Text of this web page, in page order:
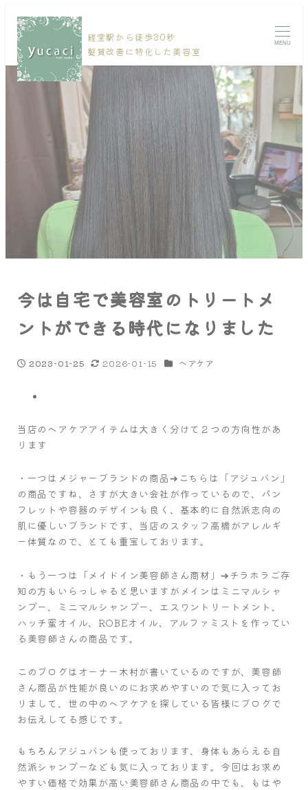
経堂駅から徒歩30秒
髪質改善に特化した美容室
MENU
今は自宅で美容室のトリートメ
ントができる時代になりました
投稿日
2023-01-25
更新日
2026-01-15 カテゴリー
ヘアケア
当店のヘアケアアイテムは大きく分けて２つの方向性があ
ります
・一つはメジャーブランドの商品➔こちらは「アジュバン」
の商品ですね、さすが大きい会社が作っているので、パン
フレットや容器のデザインも良く、基本的に自然派志向の
肌に優しいブランドです、当店のスタッフ高橋がアレルギ
ー体質なので、とても重宝しております。
・もう一つは「メイドイン美容師さん商材」➔チラホラご存
知の方もいらっしゃると思いますがメインはミニマルシャ
ンプー、ミニマルシャンプー、エスワントリートメント、
ハッチ蜜オイル、ROBEオイル、アルファミストを作ってい
る美容師さんの商品です。
このブログはオーナー木村が書いているのですが、美容師
さん商品が性能が良いのにお求めやすいので気に入ってお
りまして、世の中のヘアケアを探している皆様にブログで
お伝えしてる感じです。
もちろんアジュバンも使っております、身体もあらえる自
然派シャンプーなども気に入っております。今回はお求め
やすい価格で効果が高い美容師さん商品の中でも、もはや